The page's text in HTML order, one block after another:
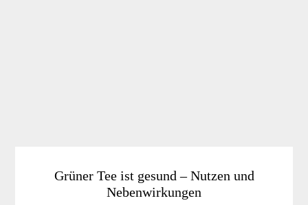
Grüner Tee ist gesund – Nutzen und
Nebenwirkungen